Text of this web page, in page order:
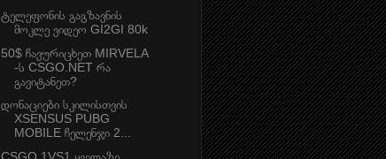
ტელეფონის გაგზავნის
მოკლე ვიდეო GI2GI 80k
50$ ჩავურიცხეთ MIRVELA
-ს CSGO.NET რა
გავიტანეთ?
დონაციები სკილისთვის
XSENSUS PUBG
MOBILE ჩელენჯი 2...